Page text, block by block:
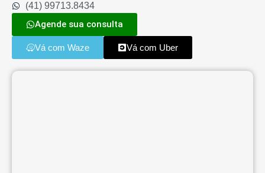
(41) 99713.8434
Agende sua consulta
Vá com Waze Vá com Uber